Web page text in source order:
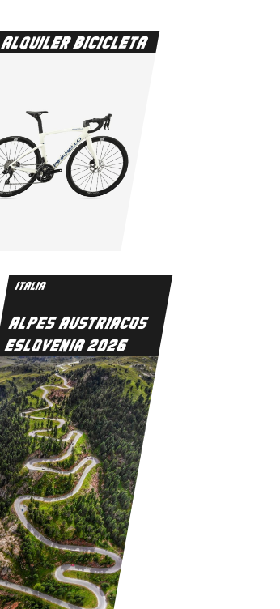
ALQUILER BICICLETA
ITALIA
ALPES AUSTRIACOS
ESLOVENIA 2026